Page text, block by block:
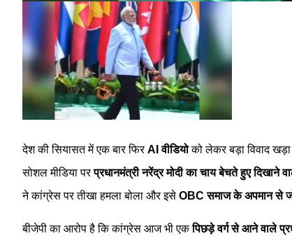
देश की सियासत में एक बार फिरAI वीडियोको लेकर बड़ा विवाद खड़ा
सोशल मीडिया परप्रधानमंत्री नरेंद्र मोदी का चाय बेचते हुए दिखाने
ने कांग्रेस पर तीखा हमला बोला और इसे OBC समाज के अपमान से
बीजेपी का आरोप है कि कांग्रेस आज भी एकपिछड़े वर्ग से आने वाले